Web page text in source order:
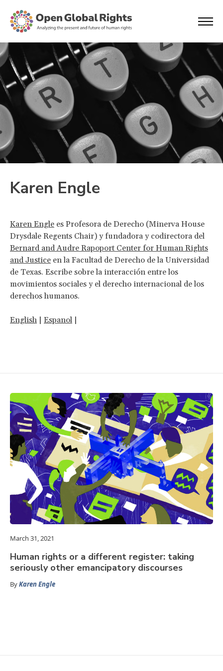
Karen Engle
Karen Engle es Profesora de Derecho (Minerva House
Drysdale Regents Chair) y fundadora y codirectora del
Bernard and Audre Rapoport Center for Human Rights
and Justice en la Facultad de Derecho de la Universidad
de Texas. Escribe sobre la interacción entre los
movimientos sociales y el derecho internacional de los
derechos humanos.
English | Espanol |
March 31, 2021
Human rights or a different register: taking
seriously other emancipatory discourses
ByKaren Engle